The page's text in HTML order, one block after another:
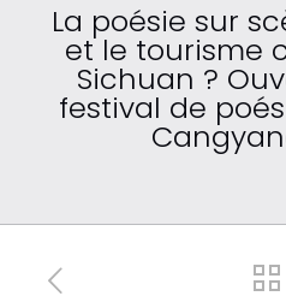
La poésie sur
et le tourisme
Sichuan ?
festival de